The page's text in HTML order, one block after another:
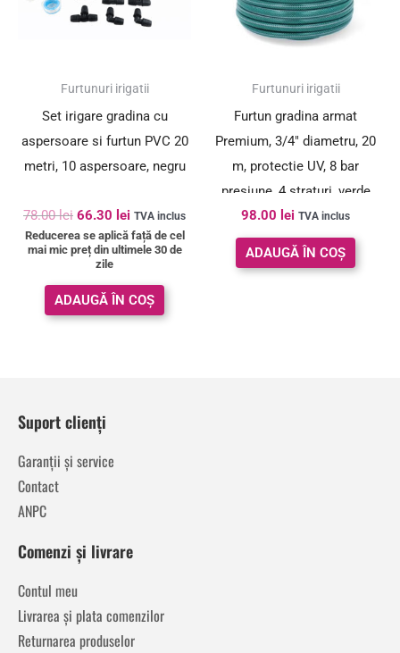
SUPER PREȚ!Furtunuri irigatii
Set irigare gradina cu
aspersoare si furtun PVC 20
metri, 10 aspersoare, negru
78.00lei 66.30 lei TVA inclus
Reducerea se aplică față de cel
mai mic preț din ultimele 30 de
zile
ADAUGĂ ÎN COȘ
Furtunuri irigatii
Furtun gradina armat
Premium, 3/4″ diametru, 20
m, protectie UV, 8 bar
presiune, 4 straturi, verde
98.00 lei TVA inclus
ADAUGĂ ÎN COȘ
Suport clienți
Garanții și service
Contact
ANPC
Comenzi și livrare
Contul meu
Livrarea și plata comenzilor
Returnarea produselor